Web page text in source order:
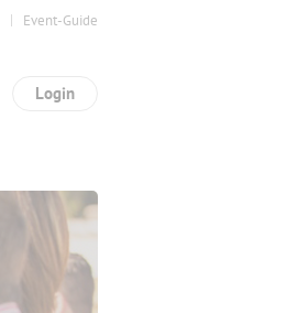
Event-Guide
Login